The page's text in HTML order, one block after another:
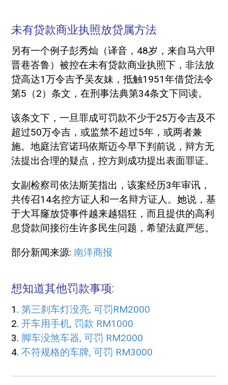
未有贷款商业执照放贷属方法
另有一个例子彭秀灿（译音，48岁，来自马六甲
晋巷峇鲁）被控在未有贷款商业执照下，非法放
贷高达1万令吉予吴友妹，抵触1951年借贷法令
第5（2）条文，在刑事法典第34条文下同读。
该条文下，一旦罪成可罚款不少于25万令吉及不
超过50万令吉，或监禁不超过5年，或两者兼
施。地庭法官诺玛依斯迈今早下判前说，辩方无
法提出合理的疑点，控方则成功提出表面罪证。
女副检察司依法斯芙指出，该案经历3年审讯，
共传召14名控方证人和一名辩方证人。她说，基
于大耳窿放贷事件越来越猖狂，而且提供的高利
息贷款间接衍生许多民生问题，希望法庭严惩。
部分新闻来源:南洋商报
想知道其他罚款事项:
1.第三刹车灯没亮, 可罚RM2000
2.开车用手机, 罚款 RM1000
3. 脚车没煞车器, 可罚 RM2000
4.不符规格的车牌, 可罚 RM3000